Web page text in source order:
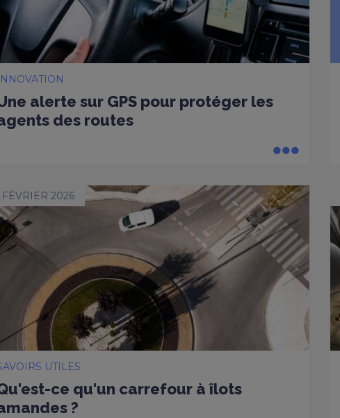
alerte sur GPS pour protéger les
des routes
FÉVRIER 2026
UTILES
ce qu'un carrefour à îlots
?